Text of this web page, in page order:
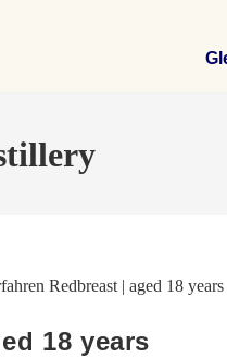
18 years